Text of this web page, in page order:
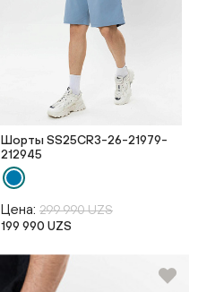
Шорты SS25CR3-26-21979-
212945
Цена: 299 990 UZS
199 990 UZS